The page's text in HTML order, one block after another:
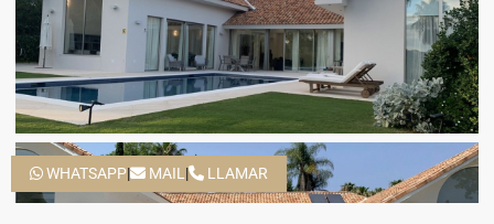
WHATSAPP| MAIL | LLAMAR